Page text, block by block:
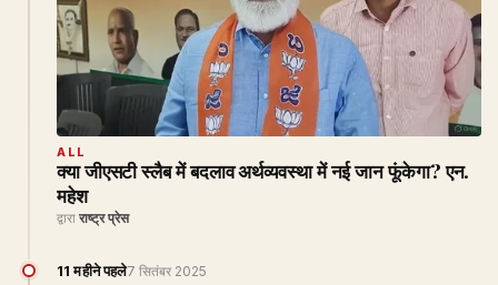
ALL
क्या जीएसटी स्लैब में बदलाव अर्थव्यवस्था में नई जान फूंकेगा? एन.
महेश
द्वारा राष्ट्र प्रेस
11 महीने पहले7 सितंबर 2025